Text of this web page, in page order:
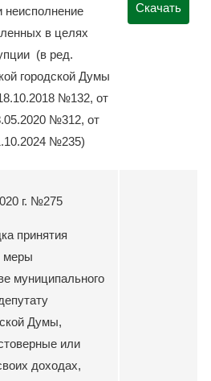
неисполнение
в целях
(в ред.
городской Думы
№132, от
№312, от
№235)
Скачать
г. №275
принятия
меры
муниципального
Думы,
или
доходах,